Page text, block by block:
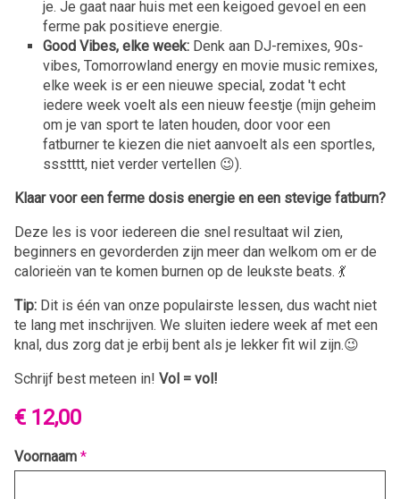
je. Je gaat naar huis met een keigoed gevoel en een
ferme pak positieve energie.
Good Vibes, elke week: Denk aan DJ-remixes, 90s-
vibes, Tomorrowland energy en movie music remixes,
elke week is er een nieuwe special, zodat 't echt
iedere week voelt als een nieuw feestje (mijn geheim
om je van sport te laten houden, door voor een
fatburner te kiezen die niet aanvoelt als een sportles,
ssstttt, niet verder vertellen 😉).
Klaar voor een ferme dosis energie en een stevige fatburn?
Deze les is voor iedereen die snel resultaat wil zien,
beginners en gevorderden zijn meer dan welkom om er de
calorieën van te komen burnen op de leukste beats. 💃
Tip: Dit is één van onze populairste lessen, dus wacht niet
te lang met inschrijven. We sluiten iedere week af met een
knal, dus zorg dat je erbij bent als je lekker fit wil zijn.😉
Schrijf best meteen in! Vol = vol!
€ 12,00
Voornaam *